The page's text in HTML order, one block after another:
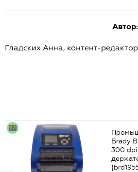
Автор:
Гладских Анна, контент-редактор
Brady
300